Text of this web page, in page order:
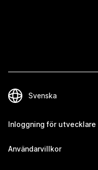
Inloggning för utvecklare
Användarvillkor